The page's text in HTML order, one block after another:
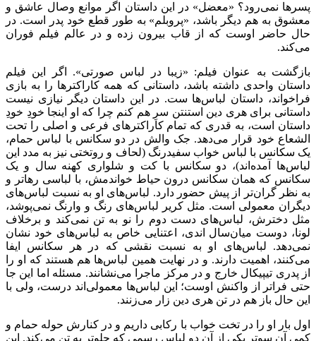
پسرها نمی‌رود؟ «معضل» در این داستان اگر موانع وصال عاشق و
معشوق به هم دیگر باشد، «پروبلم» به طور قطع خود پدر است. در
حال حاضر اوست که از قاب بیرون زده و در عالم فیلم فوران
می‌کند.
بازگشت به عنوان فیلم: «زیبا در لباس صورتی». اگر این فیلم
داستان واحدی داشته باشد، داستانی که همه کاراکترها را به بازی
فراخواند، داستان لباس‌ها ست. در این داستان دیگر نیازی نیست
داستانی برای هری دین استنتن سرِ هم کنم چرا که او اینجا خودِ خودِ
داستان است، به قدری که تمام کاراکترهای فرعی و اصلی را تحت
الشعاع خود قرار می‌دهد. جک والش در دو سکانس با لباس حمام،
یک سکانس با لباس خواب سفیدرنگ (لحاف و روتختی نیز به مدد این
لباس‌ها آمده‌اند)، دو سکانس با کت و شلواری کهنه سال و یک
سکانس که همان سکانس درون حیاط خواندمش، با لباسی رهاتر و
به نظر گران‌تر از پیش حضور دارد. لباس‌های او به نسبت لباس‌های
دیگران معمولی است. مثل کریر لباس‌های رنگ و وارنگ نمی‌پوشد،
مثل دخترش، لباس‌های دست دوم را نو به تن نمی‌کند و برخلاف
لونا، دوست میان‌سال اندی، اعتنایی خاص به لباس‌های خود نشان
نمی‌دهد. لباس‌های او به نسبت نقشی که در هر سکانس ایفا
می‌کنند، اهمیت دارند. و در نهایت همین لباس‌ها هم هستند که او را
از پدری تیپیکال خارج و در مرکز ماجرا می‌نشانند. مسئله اما این جا
حتی فراتر از واکنش اوست؛ این لباس‌ها معمولی‌اند درست، ولی با
این حال باز هم در تن هری دین زار می‌زنند.
اول بار او را در تخت خواب با رکابی داریم و در کنارش حوله حمام و
کمی آن سوتر یکی از آن دو لباس رسمی که جلوتر به تن می‌کند. این